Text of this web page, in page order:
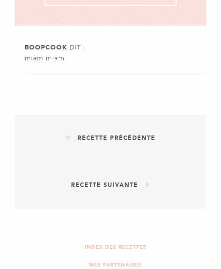
BOOPCOOK DIT :
miam miam
RECETTE PRÉCÉDENTE
SALADE FRAÎCHEUR DE
RECETTE SUIVANTE
INDEX DES RECETTES
MES PARTENAIRES